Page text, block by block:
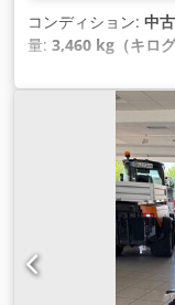
コンディション: 中古
量: 3,460 kg（キログ
2022, 稼働時間:89 h